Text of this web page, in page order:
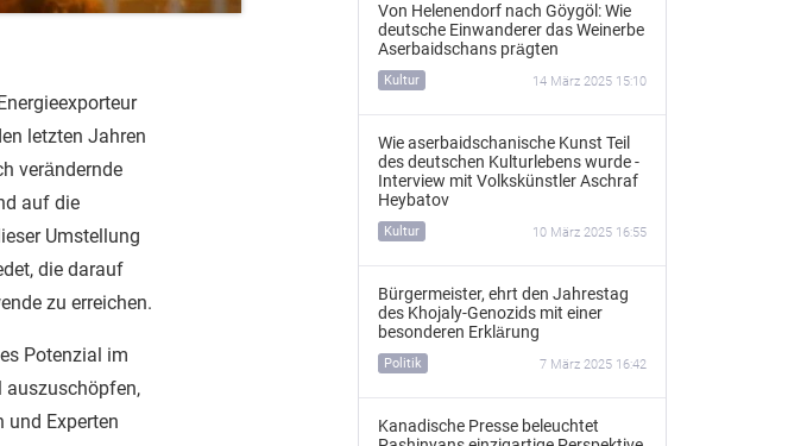
letzten Jahren
verändernde
auf die
Umstellung
die darauf
zu erreichen.
Potenzial im
auszuschöpfen,
und Experten
Von Helenendorf nach Göygöl: Wie
deutsche Einwanderer das Weinerbe
Aserbaidschans prägten
Kultur 14 März 2025 15:10
Wie aserbaidschanische Kunst Teil
des deutschen Kulturlebens wurde -
Interview mit Volkskünstler Aschraf
Heybatov
Kultur 10 März 2025 16:55
Bürgermeister, ehrt den Jahrestag
des Khojaly-Genozids mit einer
besonderen Erklärung
Politik 7 März 2025 16:42
Kanadische Presse beleuchtet